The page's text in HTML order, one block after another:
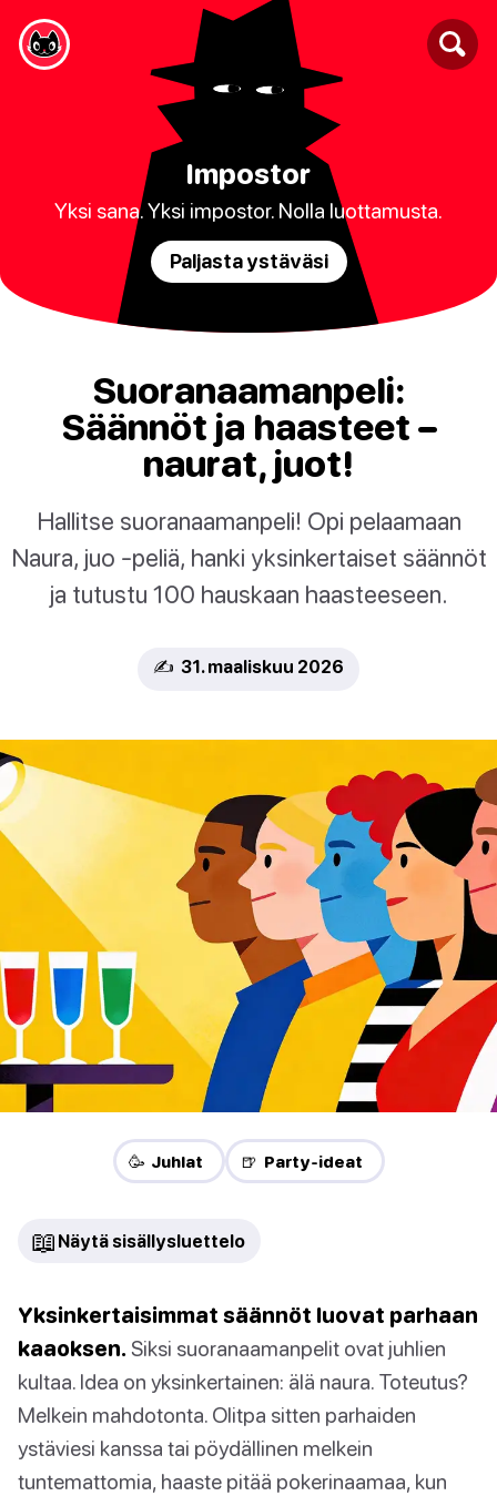
Impostor
Yksi sana. Yksi impostor. Nolla luottamusta.
Paljasta ystäväsi
Suoranaamanpeli:
Säännöt ja haasteet –
naurat, juot!
Hallitse suoranaamanpeli! Opi pelaamaan
Naura, juo -peliä, hanki yksinkertaiset säännöt
ja tutustu 100 hauskaan haasteeseen.
✍️ 31. maaliskuu 2026
🥳 Juhlat 🍺 Party-ideat
📖 Näytä sisällysluettelo
Yksinkertaisimmat säännöt luovat parhaan
kaaoksen. Siksi suoranaamanpelit ovat juhlien
kultaa. Idea on yksinkertainen: älä naura. Toteutus?
Melkein mahdotonta. Olitpa sitten parhaiden
ystäviesi kanssa tai pöydällinen melkein
tuntemattomia, haaste pitää pokerinaamaa, kun